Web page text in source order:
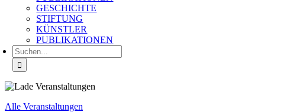
GESCHICHTE
STIFTUNG
KÜNSTLER
PUBLIKATIONEN
Suche
nach:
Alle Veranstaltungen